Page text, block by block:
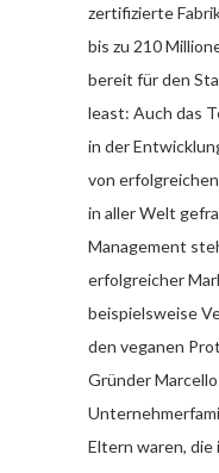
zertifizierte
bis zu 210
bereit für den
least: Auch das
in der
von
in aller Welt
Management
erfolgreicher
beispielsweise
den veganen
Gründer
Eltern waren, die